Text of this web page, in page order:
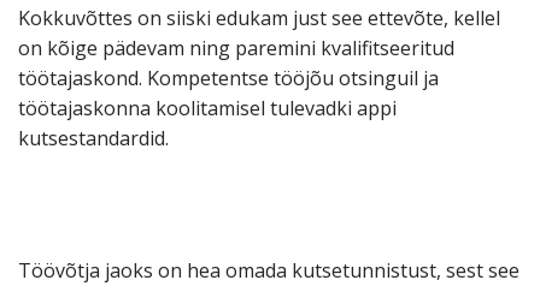
Kokkuvõttes on siiski edukam just see ettevõte, kellel
on kõige pädevam ning paremini kvalifitseeritud
töötajaskond. Kompetentse tööjõu otsinguil ja
töötajaskonna koolitamisel tulevadki appi
kutsestandardid.
Töövõtja jaoks on hea omada kutsetunnistust, sest see